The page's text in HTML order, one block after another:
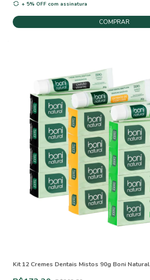
+ 5% OFF com assinatura
COMPRAR
Kit 12 Cremes Dentais Mistos 90g Boni Natural